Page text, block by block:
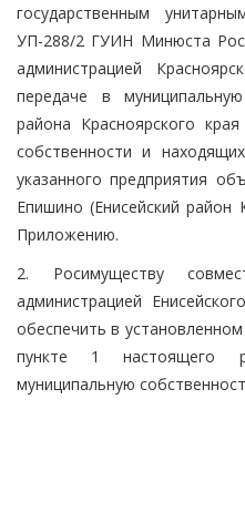
государственным
УП-288/2 ГУИН Минюста
администрацией
передаче в
района Красноярского
собственности и
указанного предприятия
Епишино (Енисейский район
Приложению.
2. Росимуществу
администрацией
обеспечить в
пункте 1 настоящего
муниципальную